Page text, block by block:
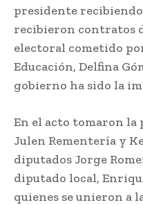
presidente
recibieron contratos
electoral cometido
Educación, Delfina
gobierno ha sido la
En el acto tomaron la
Julen Rementería y
diputados Jorge
diputado local,
quienes se unieron a